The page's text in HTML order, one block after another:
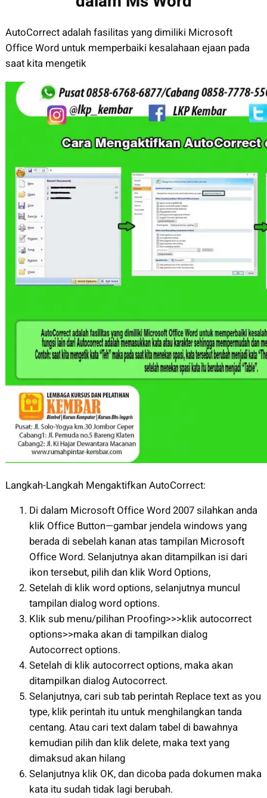
AutoCorrect adalah fasilitas yang dimiliki Microsoft
Office Word untuk memperbaiki kesalahaan ejaan pada
saat kita mengetik
Langkah-Langkah Mengaktifkan AutoCorrect:
Di dalam Microsoft Office Word 2007 silahkan anda
klik Office Button—gambar jendela windows yang
berada di sebelah kanan atas tampilan Microsoft
Office Word. Selanjutnya akan ditampilkan isi dari
ikon tersebut, pilih dan klik Word Options,
Setelah di klik word options, selanjutnya muncul
tampilan dialog word options.
Klik sub menu/pilihan Proofing>>>klik autocorrect
options>>maka akan di tampilkan dialog
Autocorrect options.
Setelah di klik autocorrect options, maka akan
ditampilkan dialog Autocorrect.
Selanjutnya, cari sub tab perintah Replace text as you
type, klik perintah itu untuk menghilangkan tanda
centang. Atau cari text dalam tabel di bawahnya
kemudian pilih dan klik delete, maka text yang
dimaksud akan hilang
Selanjutnya klik OK, dan dicoba pada dokumen maka
kata itu sudah tidak lagi berubah.